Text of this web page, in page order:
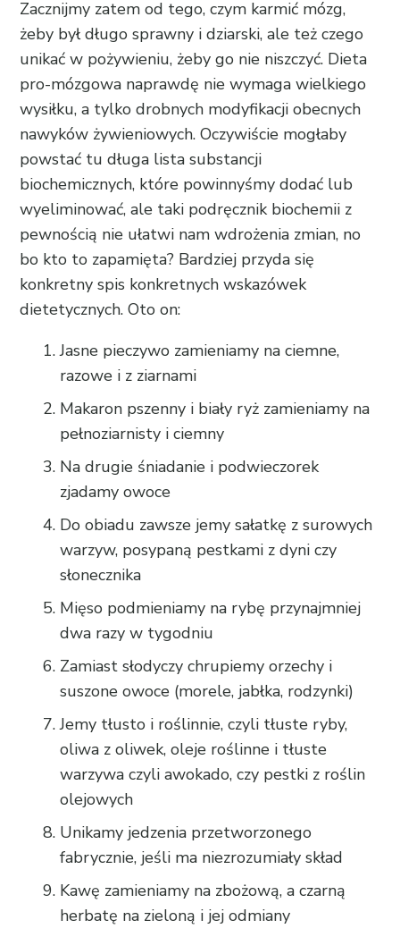
Zacznijmy zatem od tego, czym karmić mózg,
żeby był długo sprawny i dziarski, ale też czego
unikać w pożywieniu, żeby go nie niszczyć. Dieta
pro-mózgowa naprawdę nie wymaga wielkiego
wysiłku, a tylko drobnych modyfikacji obecnych
nawyków żywieniowych. Oczywiście mogłaby
powstać tu długa lista substancji
biochemicznych, które powinnyśmy dodać lub
wyeliminować, ale taki podręcznik biochemii z
pewnością nie ułatwi nam wdrożenia zmian, no
bo kto to zapamięta? Bardziej przyda się
konkretny spis konkretnych wskazówek
dietetycznych. Oto on:
Jasne pieczywo zamieniamy na ciemne,
razowe i z ziarnami
Makaron pszenny i biały ryż zamieniamy na
pełnoziarnisty i ciemny
Na drugie śniadanie i podwieczorek
zjadamy owoce
Do obiadu zawsze jemy sałatkę z surowych
warzyw, posypaną pestkami z dyni czy
słonecznika
Mięso podmieniamy na rybę przynajmniej
dwa razy w tygodniu
Zamiast słodyczy chrupiemy orzechy i
suszone owoce (morele, jabłka, rodzynki)
Jemy tłusto i roślinnie, czyli tłuste ryby,
oliwa z oliwek, oleje roślinne i tłuste
warzywa czyli awokado, czy pestki z roślin
olejowych
Unikamy jedzenia przetworzonego
fabrycznie, jeśli ma niezrozumiały skład
Kawę zamieniamy na zbożową, a czarną
herbatę na zieloną i jej odmiany